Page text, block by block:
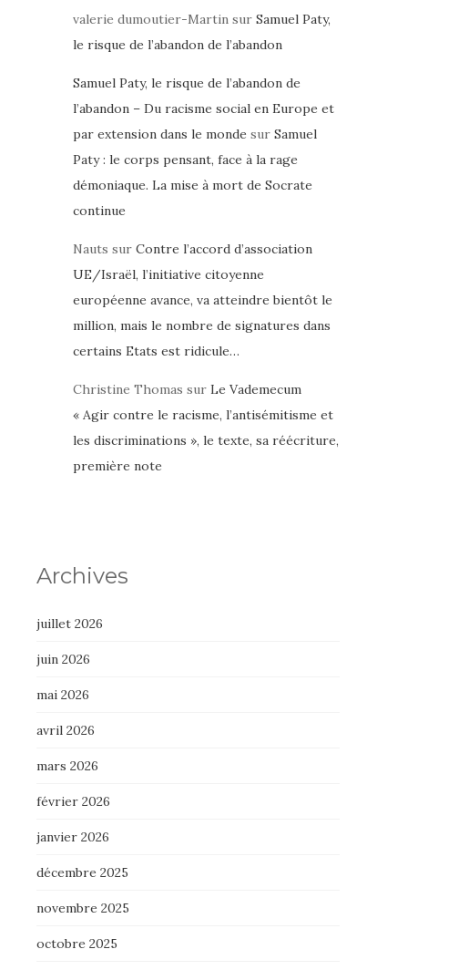
valerie dumoutier-Martinsur Samuel Paty,
le risque de l’abandon de l’abandon
Samuel Paty, le risque de l’abandon de
l’abandon – Du racisme social en Europe et
par extension dans le monde sur Samuel
Paty : le corps pensant, face à la rage
démoniaque. La mise à mort de Socrate
continue
Nauts sur Contre l’accord d’association
UE/Israël, l’initiative citoyenne
européenne avance, va atteindre bientôt le
million, mais le nombre de signatures dans
certains Etats est ridicule…
Christine Thomas sur Le Vademecum
« Agir contre le racisme, l’antisémitisme et
les discriminations », le texte, sa réécriture,
première note
Archives
juillet 2026
juin 2026
mai 2026
avril 2026
mars 2026
février 2026
janvier 2026
décembre 2025
novembre 2025
octobre 2025